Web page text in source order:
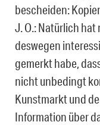
bescheiden:
J. O.: Natürlich
deswegen
gemerkt habe,
nicht unbedingt
Kunstmarkt und
Information über